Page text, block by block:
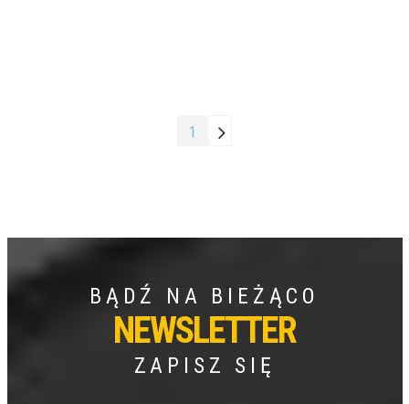
1
BĄDŹ NA BIEŻĄCO
NEWSLETTER
ZAPISZ SIĘ